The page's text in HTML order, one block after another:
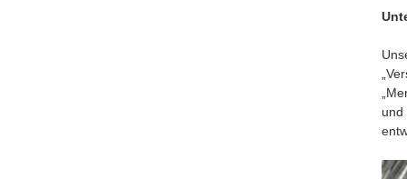
und